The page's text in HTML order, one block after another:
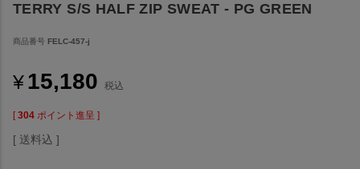
TERRY S/S HALF ZIP SWEAT - PG GREEN
商品番号 FELC-457-j
¥15,180 税込
[ 304 ポイント進呈 ]
送料込